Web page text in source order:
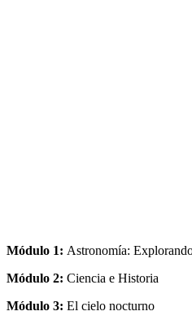
Módulo 1: Astronomía:
Módulo 2: Ciencia e Historia
Módulo 3: El cielo nocturno